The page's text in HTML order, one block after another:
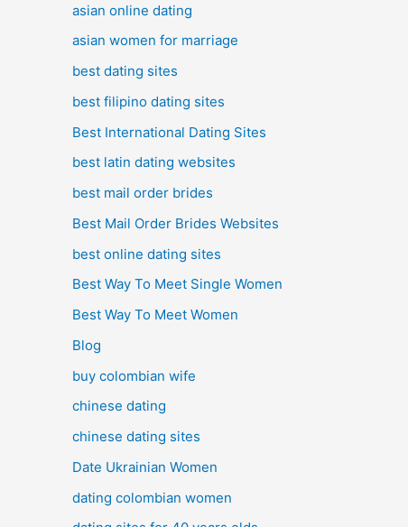
asian online dating
asian women for marriage
best dating sites
best filipino dating sites
Best International Dating Sites
best latin dating websites
best mail order brides
Best Mail Order Brides Websites
best online dating sites
Best Way To Meet Single Women
Best Way To Meet Women
Blog
buy colombian wife
chinese dating
chinese dating sites
Date Ukrainian Women
dating colombian women